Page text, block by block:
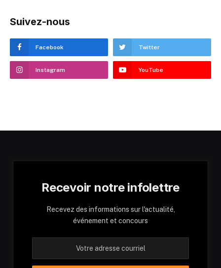
Suivez-nous
Facebook Twitter
Instagram YouTube
Recevoir notre infolettre
Recevez des informations sur l'actualité,
événement et concours